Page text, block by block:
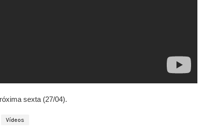
sexta (27/04).
Vídeos